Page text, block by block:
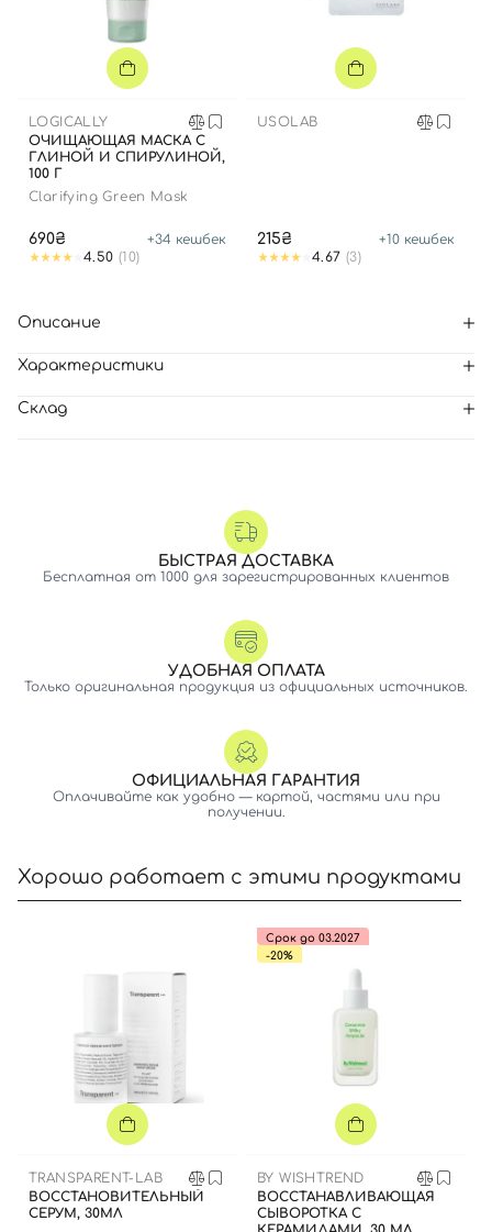
LOGICALLY
ОЧИЩАЮЩАЯ МАСКА С
ГЛИНОЙ И СПИРУЛИНОЙ,
100 Г
Clarifying Green Mask
690₴ +34 кешбек
4.50 (10)
USOLAB
215₴ +10 кешбек
4.67 (3)
Описание
Характеристики
Склад
БЫСТРАЯ ДОСТАВКА
Бесплатная от 1000 для зарегистрированных клиентов
УДОБНАЯ ОПЛАТА
Только оригинальная продукция из официальных источников.
ОФИЦИАЛЬНАЯ ГАРАНТИЯ
Оплачивайте как удобно — картой, частями или при
получении.
Хорошо работает с этими продуктами
TRANSPARENT-LAB
ВОССТАНОВИТЕЛЬНЫЙ
СЕРУМ, 30МЛ
Срок до 03.2027
-20%
BY WISHTREND
ВОССТАНАВЛИВАЮЩАЯ
СЫВОРОТКА С
Вход Регистрация